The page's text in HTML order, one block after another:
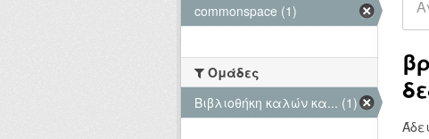
commonspace (1)
Ομάδες
Βιβλιοθήκη καλών κα... (1)